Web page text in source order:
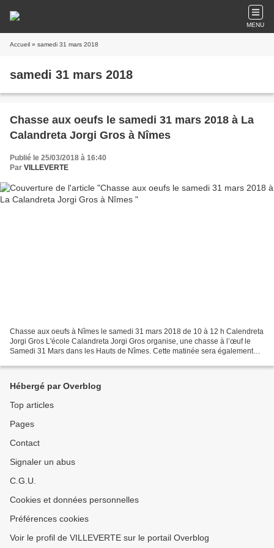
MENU
Accueil » samedi 31 mars 2018
samedi 31 mars 2018
Chasse aux oeufs le samedi 31 mars 2018 à La
Calandreta Jorgi Gros à Nîmes
Publié le 25/03/2018 à 16:40
Par VILLEVERTE
Chasse aux oeufs à Nîmes le samedi 31 mars 2018 de 10 à 12 h Calendreta
Jorgi Gros L'école Calandreta Jorgi Gros organise, une chasse à l’œuf le
Samedi 31 Mars dans les Hauts de Nîmes. Cette matinée sera également
Hébergé par Overblog
Top articles
Pages
Contact
Signaler un abus
C.G.U.
Cookies et données personnelles
Préférences cookies
Voir le profil de VILLEVERTE sur le portail Overblog